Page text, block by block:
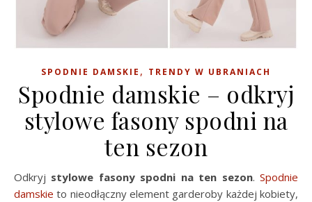
SPODNIE DAMSKIE , TRENDY W UBRANIACH
Spodnie damskie – odkryj
stylowe fasony spodni na
ten sezon
Odkryj stylowe fasony spodni na ten sezon.Spodnie
damskie to nieodłączny element garderoby każdej kobiety,